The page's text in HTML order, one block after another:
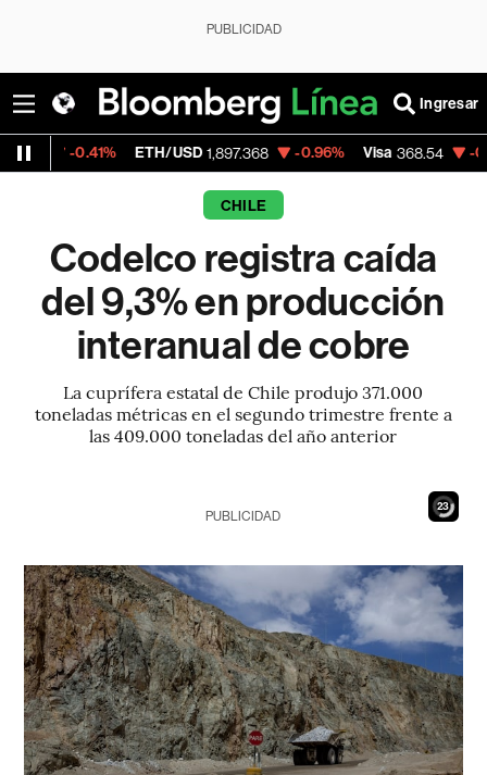
PUBLICIDAD
Ingresar
ETH/USD 1,897.368 -0.96% Visa 368.54 -0.28%
CHILE
Codelco registra caída
del 9,3% en producción
interanual de cobre
La cuprífera estatal de Chile produjo 371.000
toneladas métricas en el segundo trimestre frente a
las 409.000 toneladas del año anterior
21
PUBLICIDAD